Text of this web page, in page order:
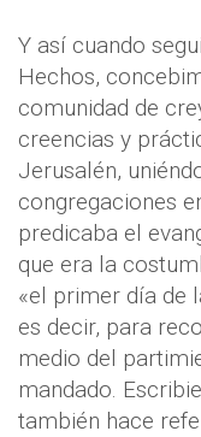
Y así cuando
Hechos,
comunidad de
creencias y
Jerusalén,
congregaciones
predicaba el
que era la
«el primer día de
es decir, para
medio del
mandado.
también hace